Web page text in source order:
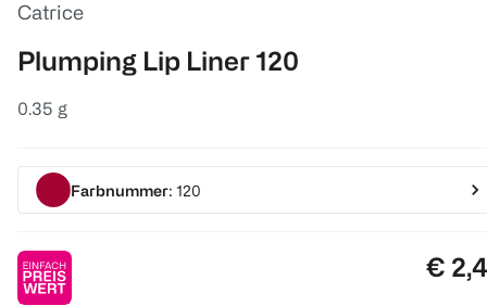
Catrice
Plumping Lip Liner 120
0.35 g
Farbnummer: 120
€